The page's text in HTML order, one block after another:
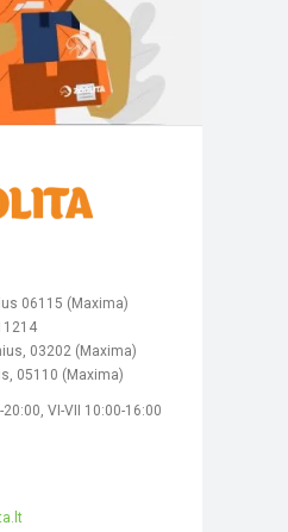
06115 (Maxima)
03202 (Maxima)
05110 (Maxima)
VI-VII 10:00-16:00